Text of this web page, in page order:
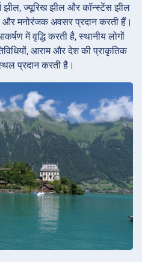
झील, ज्यूरिख झील और कॉन्स्टेंस झील
और मनोरंजक अवसर प्रदान करती हैं।
में वृद्धि करती है, स्थानीय लोगों
आराम और देश की प्राकृतिक
प्रदान करती है।